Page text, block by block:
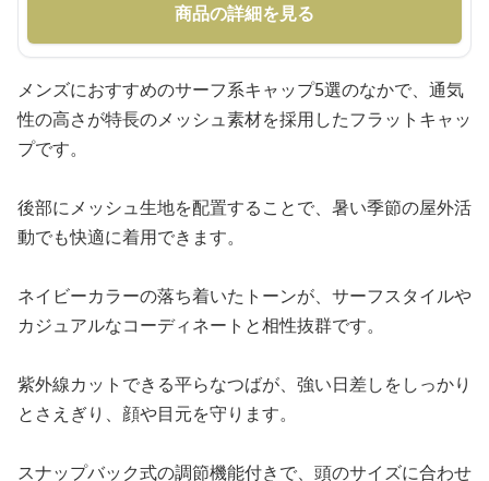
商品の詳細を見る
メンズにおすすめのサーフ系キャップ5選のなかで、通気
性の高さが特長のメッシュ素材を採用したフラットキャッ
プです。
後部にメッシュ生地を配置することで、暑い季節の屋外活
動でも快適に着用できます。
ネイビーカラーの落ち着いたトーンが、サーフスタイルや
カジュアルなコーディネートと相性抜群です。
紫外線カットできる平らなつばが、強い日差しをしっかり
とさえぎり、顔や目元を守ります。
スナップバック式の調節機能付きで、頭のサイズに合わせ